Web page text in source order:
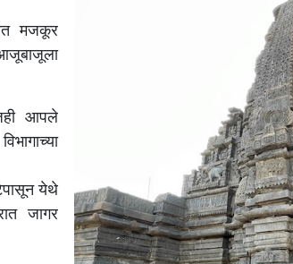
मजकूर
आपले
येथे
जागर